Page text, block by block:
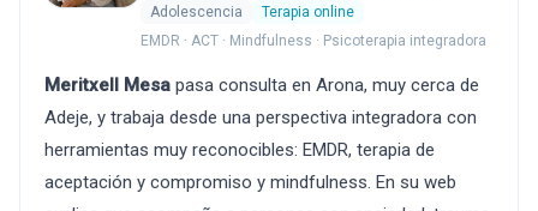
Adolescencia
Terapia online
EMDR · ACT · Mindfulness · Psicoterapia integradora
Meritxell Mesa pasa consulta en Arona, muy cerca de
Adeje, y trabaja desde una perspectiva integradora con
herramientas muy reconocibles: EMDR, terapia de
aceptación y compromiso y mindfulness. En su web